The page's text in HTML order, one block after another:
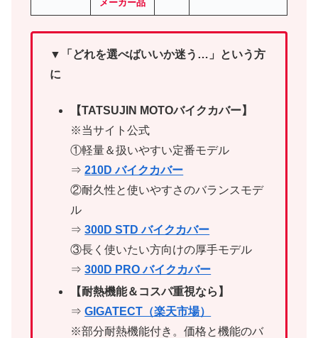
メーカー品
▼「どれを選べばいいか迷う…」という方
に
【TATSUJIN MOTOバイクカバー】
※当サイト公式
①軽量＆扱いやすい定番モデル
⇒210D バイクカバー
②耐久性と使いやすさのバランスモデ
ル
⇒300D STD バイクカバー
③長く使いたい方向けの厚手モデル
⇒300D PRO バイクカバー
【耐熱機能＆コスパ重視なら】
⇒GIGATECT（楽天市場）
※部分耐熱機能付き。価格と機能のバ